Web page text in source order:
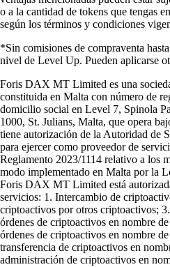
o a la cantidad de tokens que tengas
según los términos y condiciones
*Sin comisiones de compraventa
nivel de Level Up. Pueden aplicarse
Foris DAX MT Limited es una
constituida en Malta con número de
domicilio social en Level 7, Spinola
1000, St. Julians, Malta, que opera
tiene autorización de la Autoridad de
para ejercer como proveedor de
Reglamento 2023/1114 relativo a los
modo implementado en Malta por la
Foris DAX MT Limited está
servicios: 1. Intercambio de
criptoactivos por otros criptoactivos;
órdenes de criptoactivos en nombre
órdenes de criptoactivos en nombre
transferencia de criptoactivos en
administración de criptoactivos en